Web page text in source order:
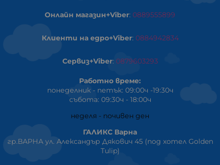
Онлайн магазин+Viber: 0889555899
Клиенти на едро+Viber: 0884942834
Сервиз+Viber: 0879603293
Работно време:
понеделник - петък: 09:00ч -19:30ч
събота: 09:30ч - 18:00ч
неделя - почивен ден
ГАЛИКС Варна
гр.ВАРНА ул. Александър Дякович 45 (под хотел Golden
Tulip)